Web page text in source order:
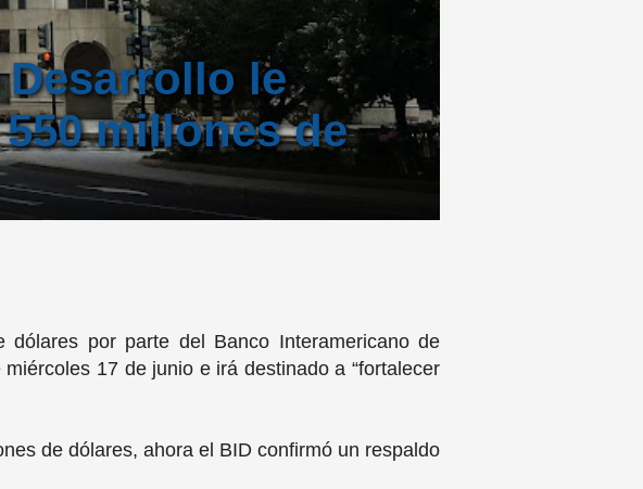
le
millones de
por parte del Banco Interamericano de
17 de junio e irá destinado a “fortalecer
de dólares, ahora el BID confirmó un respaldo